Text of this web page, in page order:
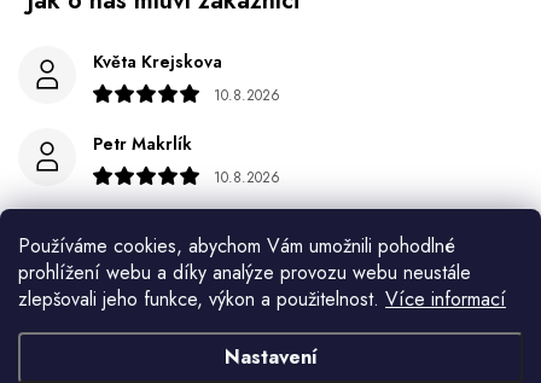
Používáme cookies, abychom Vám umožnili pohodlné
prohlížení webu a díky analýze provozu webu neustále
zlepšovali jeho funkce, výkon a použitelnost. Více informací
Nastavení
Květa Krejskova
10.8.2026
Petr Makrlík
10.8.2026
9.8.2026
Eva Šimonová
9.8.2026